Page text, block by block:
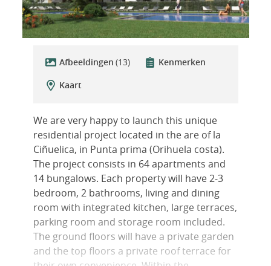
Afbeeldingen (13)
Kenmerken
Kaart
We are very happy to launch this unique
residential project located in the are of la
Ciñuelica, in Punta prima (Orihuela costa).
The project consists in 64 apartments and
14 bungalows. Each property will have 2-3
bedroom, 2 bathrooms, living and dining
room with integrated kitchen, large terraces,
parking room and storage room included.
The ground floors will have a private garden
and the top floors a private roof terrace for